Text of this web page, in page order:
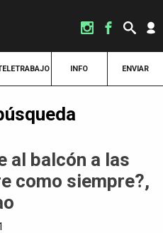
INFO ENVIAR
al balcón a las
como siempre?,